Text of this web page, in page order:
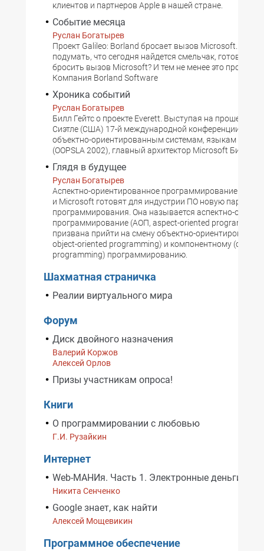
клиентов и партнеров Apple в нашей стране.
Событие месяца
Руслан Богатырев
Проект Galileo: Borland бросает вызов Microsoft. Ну
подумать, что сегодня найдется смельчак, готовый в
бросить вызов Microsoft? И тем не менее это
Компания Borland Software
Хроника событий
Руслан Богатырев
Билл Гейтс о проекте Everett. Выступая на прошедшей
Сиэтле (США) 17-й международной конференции ACM
объектно-ориентированным системам, языкам и
(OOPSLA 2002), главный архитектор Microsoft Билл
Глядя в будущее
Руслан Богатырев
Аспектно-ориентированное программирование. Xerox
и Microsoft готовят для индустрии ПО новую
программирования. Она называется аспектно-
программирование (АОП, aspect-oriented
призвана прийти на смену объектно-
object-oriented programming) и компонентному
programming) программированию.
Шахматная страничка
Реалии виртуального мира
Форум
Диск двойного назначения
Валерий Коржов
Алексей Орлов
Призы участникам опроса!
Книги
О программировании с любовью
Г.И. Рузайкин
Интернет
Web-МАНИя. Часть 1. Электронные деньги
Никита Сенченко
Google знает, как найти
Алексей Мощевикин
Программное обеспечение